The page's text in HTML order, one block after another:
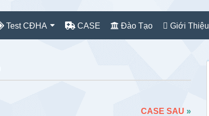
Test CĐHA CASE Đào Tạo Giới Thiệu
CASE SAU »